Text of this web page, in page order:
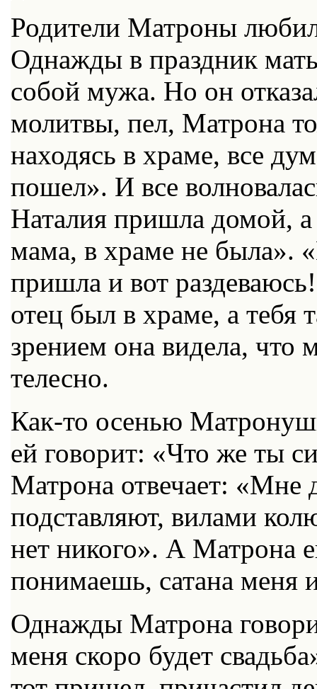
Родители Матроны
Однажды в праздник
собой мужа. Но он
молитвы, пел, Матрона
находясь в храме, все
пошел». И все
Наталия пришла домой,
мама, в храме не была».
пришла и вот
отец был в храме, а
зрением она видела, что
телесно.
Как-то осенью
ей говорит: «Что же ты
Матрона отвечает: «Мне
подставляют, вилами
нет никого». А Матрона
понимаешь, сатана меня
Однажды Матрона
меня скоро будет